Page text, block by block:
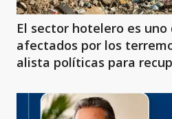
El sector hotelero es uno
afectados por los
alista políticas para